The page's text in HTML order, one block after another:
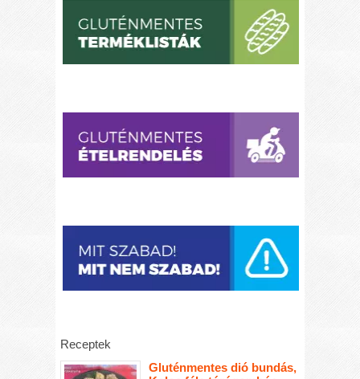
Receptek
Gluténmentes dió bundás,